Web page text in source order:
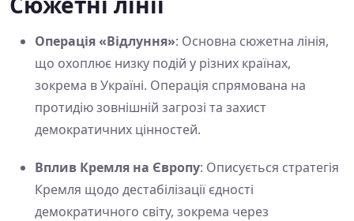
Операція «Відлуння»: Основна сюжетна лінія,
що охоплює низку подій у різних країнах,
зокрема в Україні. Операція спрямована на
протидію зовнішній загрозі та захист
демократичних цінностей.
Вплив Кремля на Європу: Описується стратегія
Кремля щодо дестабілізації єдності
демократичного світу, зокрема через